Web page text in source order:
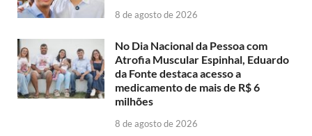
8 de agosto de 2026
No Dia Nacional da Pessoa com
Atrofia Muscular Espinhal, Eduardo
da Fonte destaca acesso a
medicamento de mais de R$ 6
milhões
8 de agosto de 2026